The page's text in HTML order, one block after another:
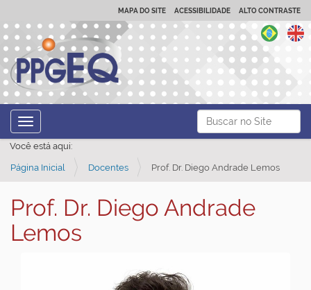
Busca
Busca Avançada…
MAPA DO SITE ACESSIBILIDADE ALTO CONTRASTE
Toggle navigation
Você está aqui:
Página Inicial Docentes Prof. Dr. Diego Andrade Lemos
Prof. Dr. Diego Andrade
Lemos